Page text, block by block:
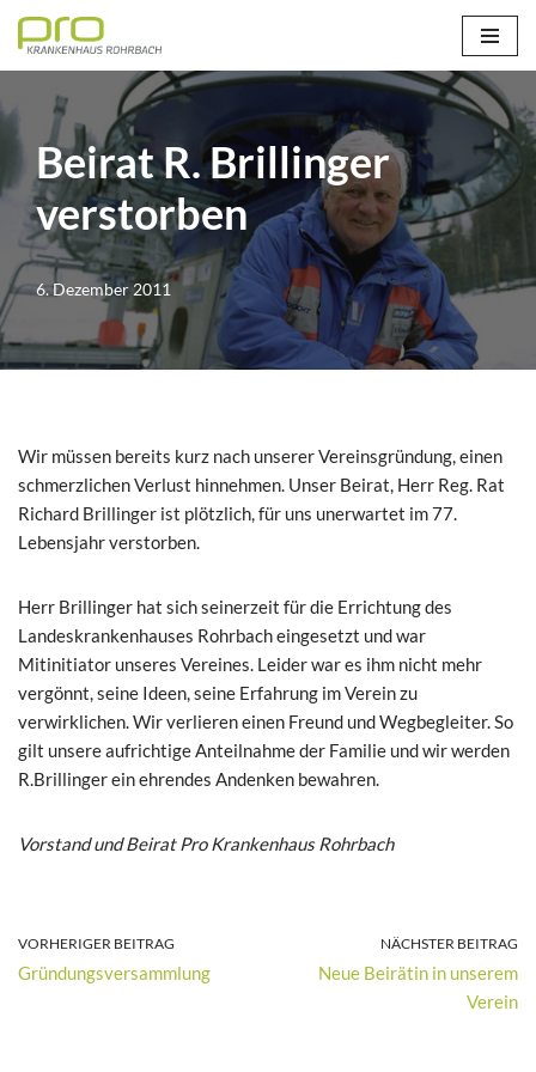
Inhalt
springen
Beirat R. Brillinger
verstorben
6. Dezember 2011
Wir müssen bereits kurz nach unserer Vereinsgründung, einen
schmerzlichen Verlust hinnehmen. Unser Beirat, Herr Reg. Rat
Richard Brillinger ist plötzlich, für uns unerwartet im 77.
Lebensjahr verstorben.
Herr Brillinger hat sich seinerzeit für die Errichtung des
Landeskrankenhauses Rohrbach eingesetzt und war
Mitinitiator unseres Vereines. Leider war es ihm nicht mehr
vergönnt, seine Ideen, seine Erfahrung im Verein zu
verwirklichen. Wir verlieren einen Freund und Wegbegleiter. So
gilt unsere aufrichtige Anteilnahme der Familie und wir werden
R.Brillinger ein ehrendes Andenken bewahren.
Vorstand und Beirat Pro Krankenhaus Rohrbach
VORHERIGER BEITRAG
Gründungsversammlung
NÄCHSTER BEITRAG
Neue Beirätin in unserem
Verein